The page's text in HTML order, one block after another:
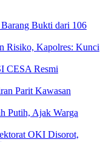
Bukti dari 106
Risiko, Kapolres: Kunci
CESA Resmi
Parit Kawasan
Putih, Ajak Warga
OKI Disorot,